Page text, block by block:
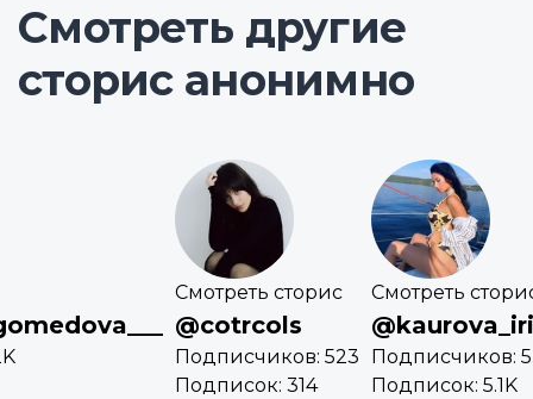
Смотреть другие
сторис анонимно
Смотреть сторис
@cotrcols
Подписчиков: 523
Подписок: 314
Смотреть
Подписчиков:
Подписок: 5.1K